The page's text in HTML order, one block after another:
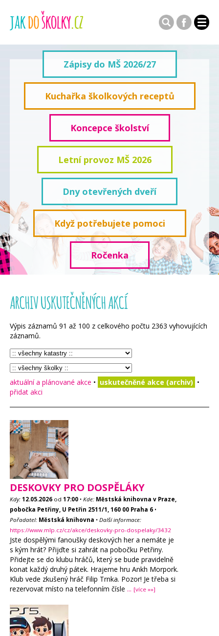
Zápisy do MŠ 2026/27
Kuchařka školkových receptů
Koncepce školství
Letní provoz MŠ 2026
Dny otevřených dveří
Když potřebujete pomoci
Ročenka
ARCHIV USKUTEČNĚNÝCH AKCÍ
Výpis záznamů 91 až 100 z celkového počtu 2363 vyhovujících
záznamů.
aktuální a plánované akce • uskutečněné akce (archiv) •
přidat akci
DESKOVKY PRO DOSPĚLÁKY
Kdy: 12.05.2026 od 17:00 • Kde: Městská knihovna v Praze,
pobočka Petřiny, U Petřin 2511/1, 160 00 Praha 6 •
Pořadatel: Městská knihovna • Další informace:
https://www.mlp.cz/cz/akce/deskovky-pro-dospelaky/3432
Jste dospělými fanoušky deskových her a nemáte je
s kým hrát? Přijďte si zahrát na pobočku Petřiny.
Přidejte se do klubu hráčů, který se bude pravidelně
konat každý druhý pátek. Hrajeme hru Ankh Morpork.
Klub vede zkušený hráč Filip Trnka. Pozor! Je třeba si
rezervovat místo na telefonním čísle ... [více »»]